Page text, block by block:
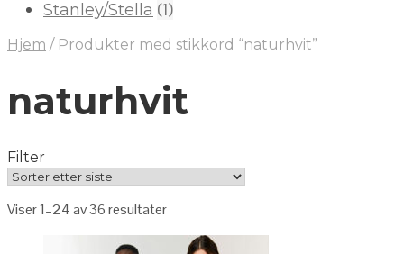
Stanley/Stella (1)
Hjem / Produkter med stikkord “naturhvit”
naturhvit
Filter
Viser 1–24 av 36 resultater